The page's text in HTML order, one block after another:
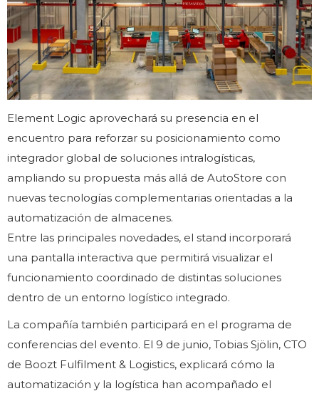
Element Logic aprovechará su presencia en el
encuentro para reforzar su posicionamiento como
integrador global de soluciones intralogísticas,
ampliando su propuesta más allá de AutoStore con
nuevas tecnologías complementarias orientadas a la
automatización de almacenes.
Entre las principales novedades, el stand incorporará
una pantalla interactiva que permitirá visualizar el
funcionamiento coordinado de distintas soluciones
dentro de un entorno logístico integrado.
La compañía también participará en el programa de
conferencias del evento. El 9 de junio, Tobias Sjölin, CTO
de Boozt Fulfilment & Logistics, explicará cómo la
automatización y la logística han acompañado el